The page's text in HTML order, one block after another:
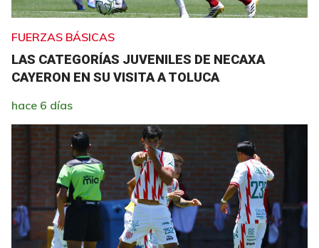
FUERZAS BÁSICAS
LAS CATEGORÍAS JUVENILES DE NECAXA
CAYERON EN SU VISITA A TOLUCA
hace 6 días